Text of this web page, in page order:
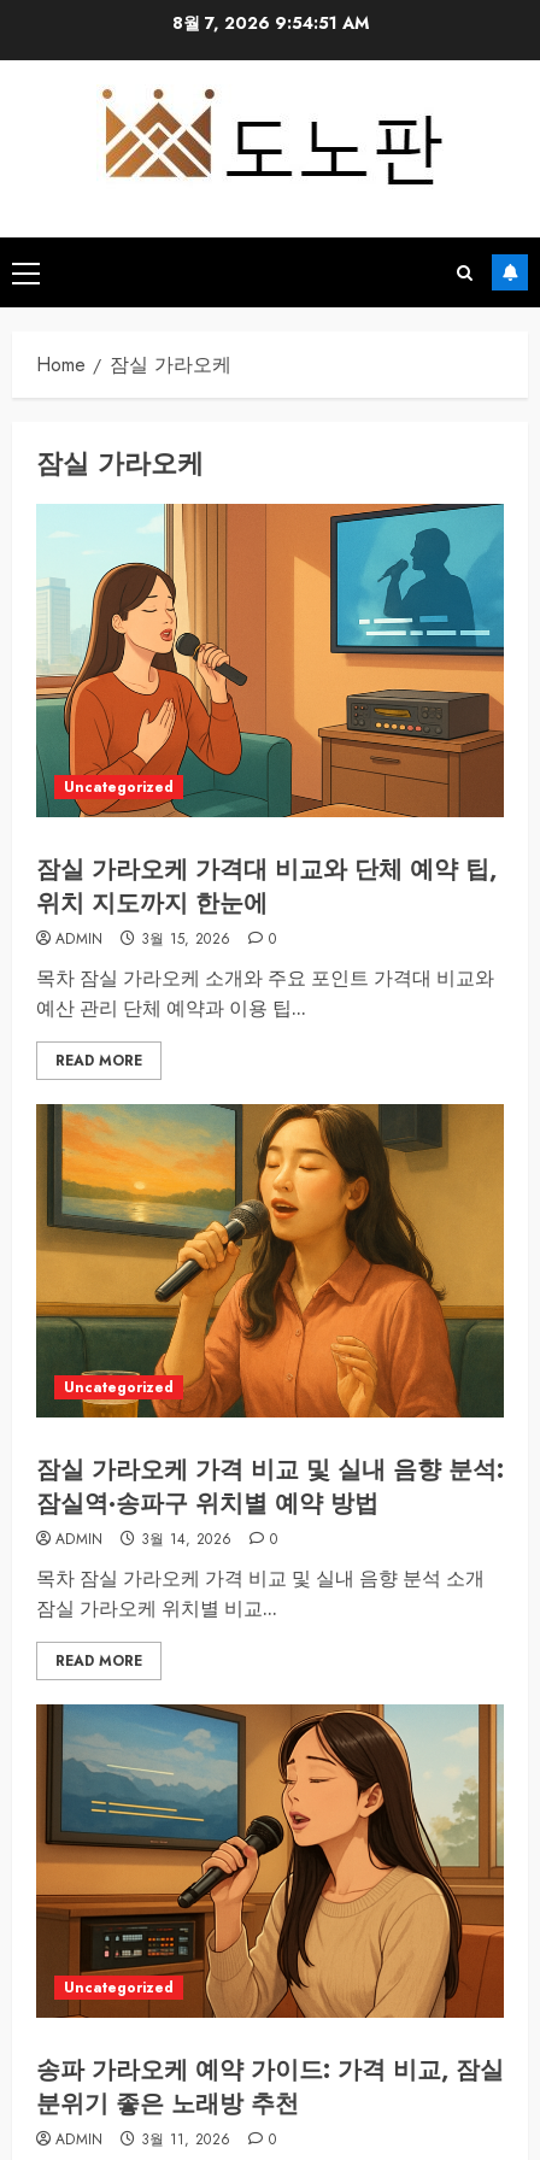
8월 7, 2026 9:54:52 AM
Primary
Menu
Home 잠실 가라오케
잠실 가라오케
Uncategorized
잠실 가라오케 가격대 비교와 단체 예약 팁,
위치 지도까지 한눈에
ADMIN 3월 15, 2026 0
목차 잠실 가라오케 소개와 주요 포인트 가격대 비교와
예산 관리 단체 예약과 이용 팁...
READ MORE
Uncategorized
잠실 가라오케 가격 비교 및 실내 음향 분석:
잠실역·송파구 위치별 예약 방법
ADMIN 3월 14, 2026 0
목차 잠실 가라오케 가격 비교 및 실내 음향 분석 소개
잠실 가라오케 위치별 비교...
READ MORE
Uncategorized
송파 가라오케 예약 가이드: 가격 비교, 잠실
분위기 좋은 노래방 추천
ADMIN 3월 11, 2026 0